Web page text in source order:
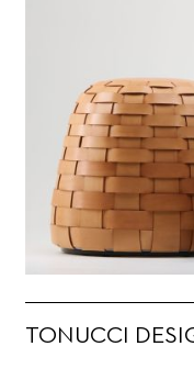
TONUCCI